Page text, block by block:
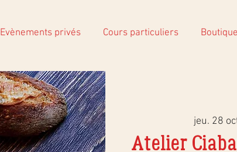
Evènements privés Cours particuliers Boutique
jeu. 28
Atelier